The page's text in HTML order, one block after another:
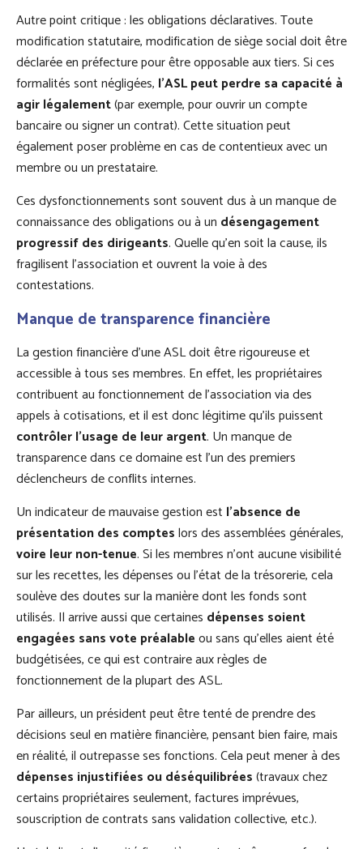
Autre point critique : les obligations déclaratives. Toute
modification statutaire, modification de siège social doit être
déclarée en préfecture pour être opposable aux tiers. Si ces
formalités sont négligées, l’ASL peut perdre sa capacité à
agir légalement(par exemple, pour ouvrir un compte
bancaire ou signer un contrat). Cette situation peut
également poser problème en cas de contentieux avec un
membre ou un prestataire.
Ces dysfonctionnements sont souvent dus à un manque de
connaissance des obligations ou à un désengagement
progressif des dirigeants. Quelle qu’en soit la cause, ils
fragilisent l’association et ouvrent la voie à des
contestations.
Manque de transparence financière
La gestion financière d’une ASL doit être rigoureuse et
accessible à tous ses membres. En effet, les propriétaires
contribuent au fonctionnement de l’association via des
appels à cotisations, et il est donc légitime qu’ils puissent
contrôler l’usage de leur argent. Un manque de
transparence dans ce domaine est l’un des premiers
déclencheurs de conflits internes.
Un indicateur de mauvaise gestion est l’absence de
présentation des compteslors des assemblées générales,
voire leur non-tenue. Si les membres n’ont aucune visibilité
sur les recettes, les dépenses ou l’état de la trésorerie, cela
soulève des doutes sur la manière dont les fonds sont
utilisés. Il arrive aussi que certaines dépenses soient
engagées sans vote préalableou sans qu’elles aient été
budgétisées, ce qui est contraire aux règles de
fonctionnement de la plupart des ASL.
Par ailleurs, un président peut être tenté de prendre des
décisions seul en matière financière, pensant bien faire, mais
en réalité, il outrepasse ses fonctions. Cela peut mener à des
dépenses injustifiées ou déséquilibrées(travaux chez
certains propriétaires seulement, factures imprévues,
souscription de contrats sans validation collective, etc.).